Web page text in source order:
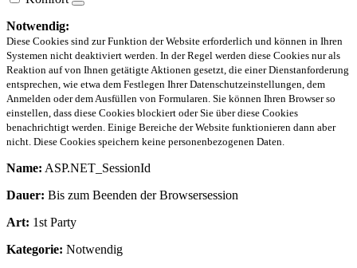
Notwendig:
Diese Cookies sind zur Funktion der Website erforderlich und können in Ihren
Systemen nicht deaktiviert werden. In der Regel werden diese Cookies nur als
Reaktion auf von Ihnen getätigte Aktionen gesetzt, die einer Dienstanforderung
entsprechen, wie etwa dem Festlegen Ihrer Datenschutzeinstellungen, dem
Anmelden oder dem Ausfüllen von Formularen. Sie können Ihren Browser so
einstellen, dass diese Cookies blockiert oder Sie über diese Cookies
benachrichtigt werden. Einige Bereiche der Website funktionieren dann aber
nicht. Diese Cookies speichern keine personenbezogenen Daten.
Name: ASP.NET_SessionId
Dauer: Bis zum Beenden der Browsersession
Art: 1st Party
Kategorie: Notwendig